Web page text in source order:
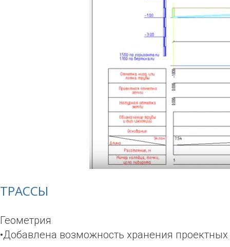
ТРАССЫ
Геометрия
•Добавлена возможность хранения